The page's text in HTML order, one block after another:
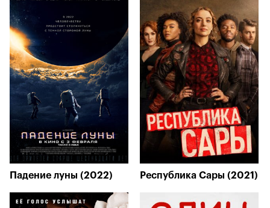
Падение луны (2022) Республика Сары (2021)